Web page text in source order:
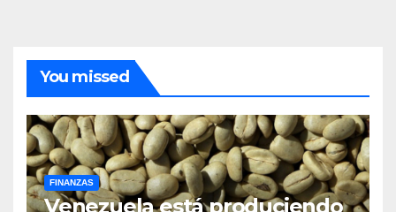
You missed
FINANZAS
Venezuela está produciendo